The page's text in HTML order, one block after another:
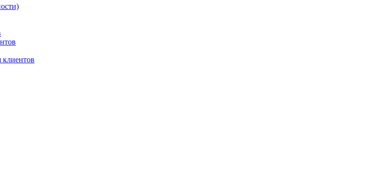
клиентов